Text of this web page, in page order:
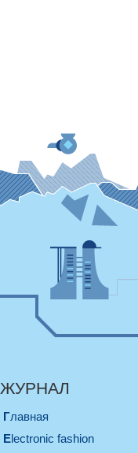
ЖУРНАЛ
Главная
electronic fashion